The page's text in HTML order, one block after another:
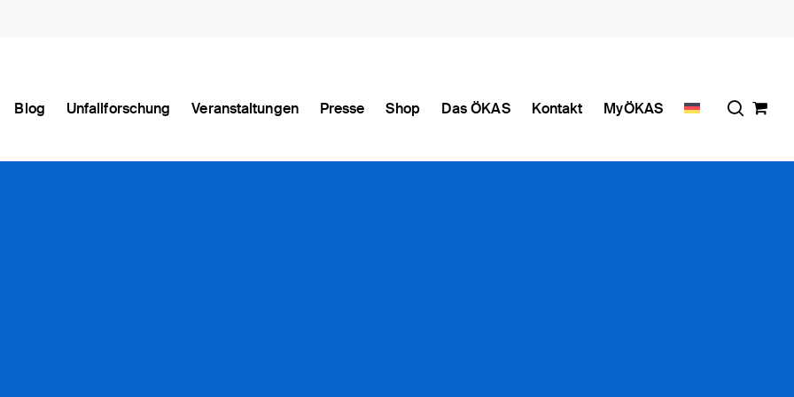
Blog Unfallforschung Veranstaltungen Presse Shop Das ÖKAS Kontakt MyÖKAS search